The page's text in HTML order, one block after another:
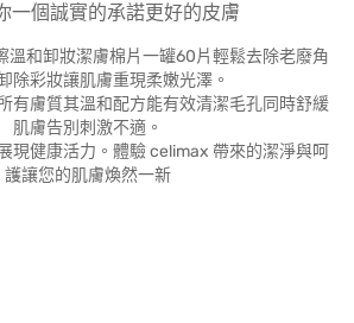
一個誠實的承諾更好的皮膚
溫和卸妝潔膚棉片一罐60片輕鬆去除老廢角
除彩妝讓肌膚重現柔嫩光澤。
有膚質其溫和配方能有效清潔毛孔同時舒緩
肌膚告別刺激不適。
現健康活力。體驗 celimax 帶來的潔淨與呵
護讓您的肌膚煥然一新